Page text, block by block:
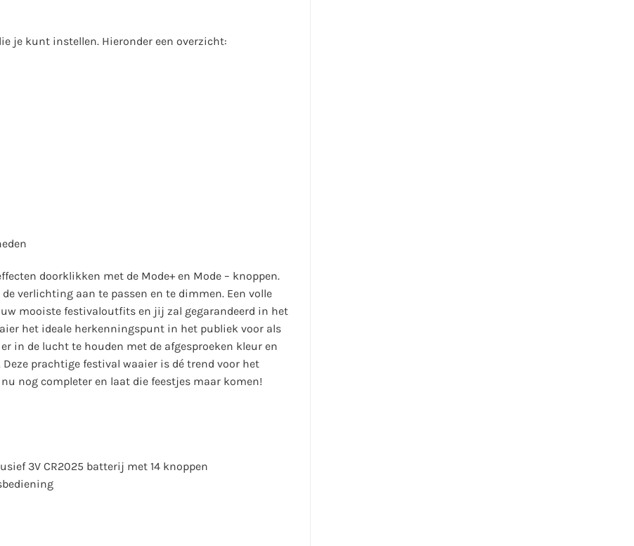
je kunt instellen. Hieronder een overzicht:
doorklikken met de Mode+ en Mode – knoppen.
verlichting aan te passen en te dimmen. Een volle
mooiste festivaloutfits en jij zal gegarandeerd in het
het ideale herkenningspunt in het publiek voor als
in de lucht te houden met de afgesproeken kleur en
prachtige festival waaier is dé trend voor het
nog completer en laat die feestjes maar komen!
3V CR2025 batterij met 14 knoppen